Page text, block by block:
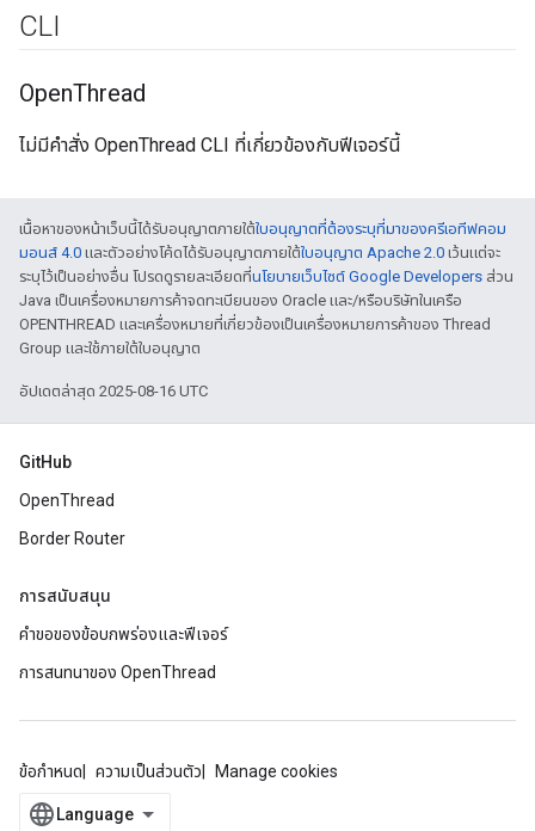
CLI
OpenThread
ไม่มีคำสั่ง OpenThread CLI ที่เกี่ยวข้องกับฟีเจอร์นี้
เนื้อหาของหน้าเว็บนี้ได้รับอนุญาตภายใต้ใบอนุญาตที่ต้องระบุที่มาของครีเอทีฟคอม
มอนส์ 4.0 และตัวอย่างโค้ดได้รับอนุญาตภายใต้ใบอนุญาต Apache 2.0 เว้นแต่จะ
ระบุไว้เป็นอย่างอื่น โปรดดูรายละเอียดที่นโยบายเว็บไซต์ Google Developers ส่วน
Java เป็นเครื่องหมายการค้าจดทะเบียนของ Oracle และ/หรือบริษัทในเครือ
OPENTHREAD และเครื่องหมายที่เกี่ยวข้องเป็นเครื่องหมายการค้าของ Thread
Group และใช้ภายใต้ใบอนุญาต
อัปเดตล่าสุด 2025-08-16 UTC
GitHub
OpenThread
Border Router
การสนับสนุน
คำขอของข้อบกพร่องและฟีเจอร์
การสนทนาของ OpenThread
ข้อกำหนด ความเป็นส่วนตัว Manage cookies